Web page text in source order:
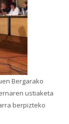
Bergarako
ustiaketa
berpizteko